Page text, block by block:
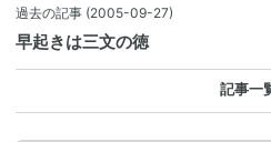
過去の記事 (2005-09-27)
早起きは三文の徳
記事一